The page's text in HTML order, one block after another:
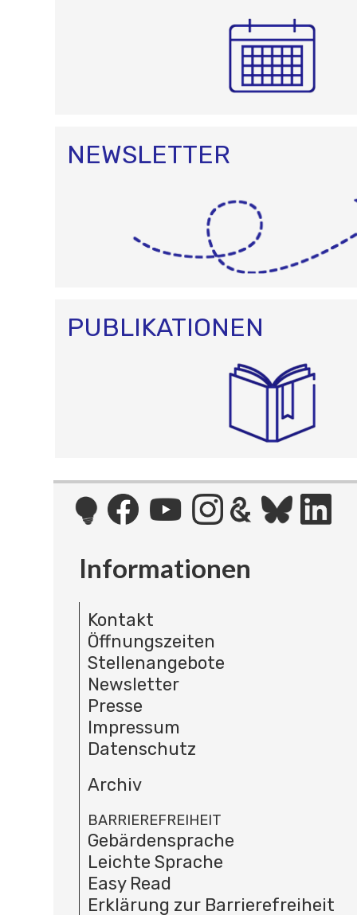
NEWSLETTER
PUBLIKATIONEN
Informationen
Kontakt
Öffnungszeiten
Stellenangebote
Newsletter
Presse
Impressum
Datenschutz
Archiv
BARRIEREFREIHEIT
Gebärdensprache
Leichte Sprache
Easy Read
Erklärung zur Barrierefreiheit